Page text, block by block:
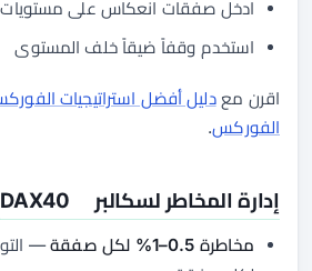
ادخل صفقات انعكاس على
استخدم وقفاً ضيقاً خلف المستوى
اقرن معدليل أفضل استراتيجيات
الفوركس.
إدارة المخاطر لسكالبر DAX40
مخاطرة 0.5–1% لكل صفقة
—